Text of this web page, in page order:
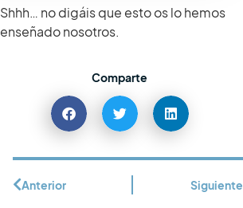
Shhh… no digáis que esto os lo hemos
enseñado nosotros.
Comparte
Anterior Siguiente